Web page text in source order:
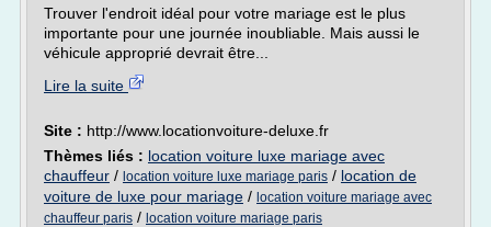
Trouver l'endroit idéal pour votre mariage est le plus
importante pour une journée inoubliable. Mais aussi le
véhicule approprié devrait être...
Lire la suite
Site : http://www.locationvoiture-deluxe.fr
Thèmes liés : location voiture luxe mariage avec
chauffeur / location voiture luxe mariage paris / location de
voiture de luxe pour mariage / location voiture mariage avec
chauffeur paris / location voiture mariage paris